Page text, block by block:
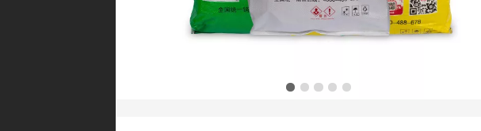
美桥透水混凝土增强剂胶粘剂胶结料 海绵城市